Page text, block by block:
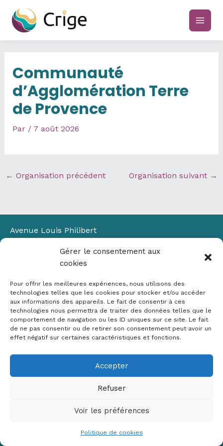
Gérer le consentement aux
cookies
Pour offrir les meilleures expériences, nous utilisons des
technologies telles que les cookies pour stocker et/ou accéder
aux informations des appareils. Le fait de consentir à ces
technologies nous permettra de traiter des données telles que le
comportement de navigation ou les ID uniques sur ce site. Le fait
de ne pas consentir ou de retirer son consentement peut avoir un
effet négatif sur certaines caractéristiques et fonctions.
Accepter
Refuser
Voir les préférences
Politique de cookies
contenu
main
Communauté
d’Agglomération Terre
de Provence
Par / 7 août 2026
← Organisation précédent Organisation suivant →
Avenue Louis Philibert
Bâtiment Laennec
13100 Aix-en-Provence
✉ contact@crige-paca.org
Mentions légales
RGPD
Copyright © 2026 Crige PACA